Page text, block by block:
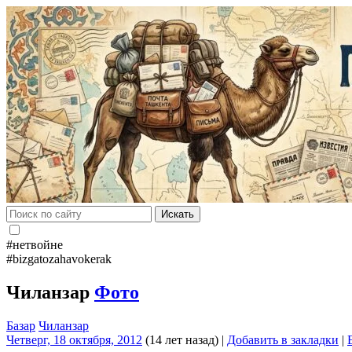
Искать
#нетвойне
#bizgatozahavokerak
Чиланзар Фото
Базар Чиланзар
Четверг, 18 октября, 2012 (14 лет назад) | Добавить в закладки |